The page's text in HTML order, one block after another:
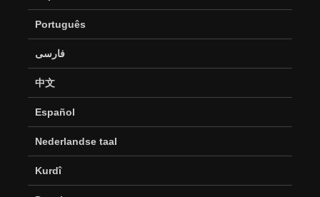
Português
فارسی
中文
Español
Nederlandse taal
Kurdî